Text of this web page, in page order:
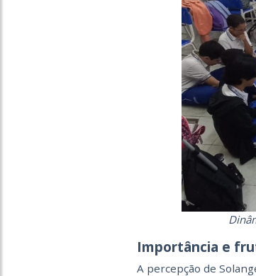
Importância e
A percepção de